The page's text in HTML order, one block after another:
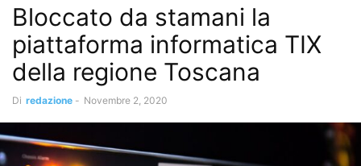
Bloccato da stamani la
piattaforma informatica TIX
della regione Toscana
Di redazione - Novembre 2, 2020